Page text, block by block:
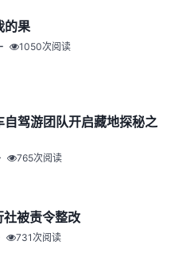
的果
1050次阅读
自驾游团队开启藏地探秘之
765次阅读
被责令整改
731次阅读